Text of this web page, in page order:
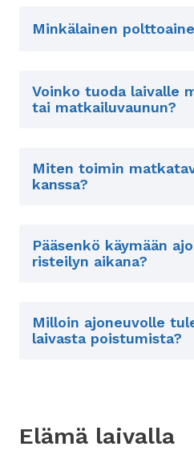
Minkälainen
Voinko tuoda laivalle
tai matkailuvaunun?
Miten toimin
kanssa?
Pääsenkö käymään
risteilyn aikana?
Milloin ajoneuvolle
laivasta poistumista?
Elämä laivalla